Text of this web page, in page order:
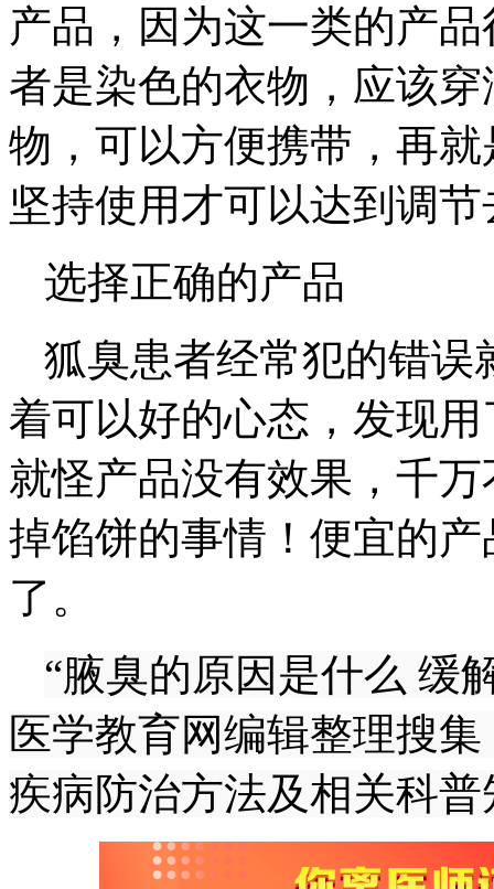
产品，因为这一类的产
者是染色的衣物，应该
物，可以方便携带，再
坚持使用才可以达到调
选择正确的产品
狐臭患者经常犯的错误
着可以好的心态，发现
就怪产品没有效果，千
掉馅饼的事情！便宜的
了。
“腋臭的原因是什么 缓
医学教育网编辑整理搜
疾病防治方法及相关科